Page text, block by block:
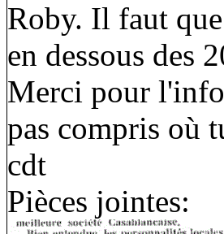
Roby. Il faut
en dessous des
Merci pour
pas compris où
cdt
Pièces jointes: